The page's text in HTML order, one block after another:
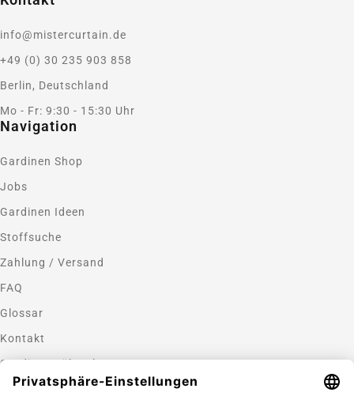
info@mistercurtain.de
+49 (0) 30 235 903 858
Berlin, Deutschland
Mo - Fr: 9:30 - 15:30 Uhr
Navigation
Gardinen Shop
Jobs
Gardinen Ideen
Stoffsuche
Zahlung / Versand
FAQ
Glossar
Kontakt
Gardinen nähen lassen
Zahlungsmethoden